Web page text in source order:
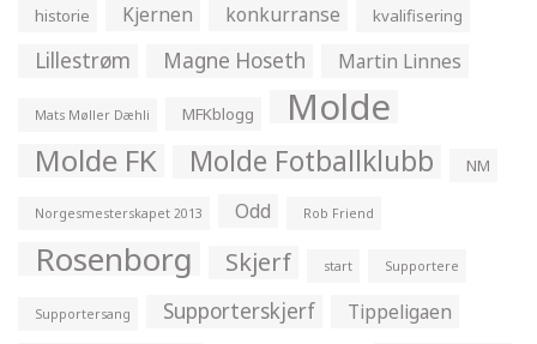
historie Kjernen konkurranse kvalifisering
Lillestrøm Magne Hoseth Martin Linnes
Mats Møller Dæhli MFKblogg Molde
Molde FK Molde Fotballklubb NM
Norgesmesterskapet 2013 Odd Rob Friend
Rosenborg Skjerf start Supportere
Supportersang Supporterskjerf Tippeligaen